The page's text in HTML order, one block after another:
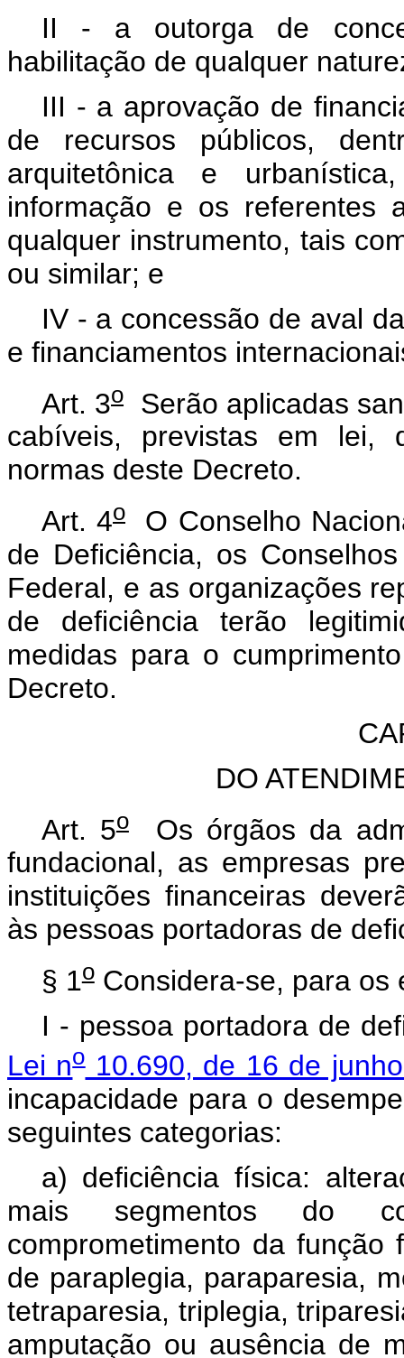
II - a outorga de
habilitação de qualquer
III - a aprovação de
de recursos públicos,
arquitetônica e
informação e os referentes
qualquer instrumento, tais
ou similar; e
IV - a concessão de aval
e financiamentos
Art. 3o
Serão aplicadas
cabíveis, previstas em lei,
normas deste Decreto.
Art. 4o
O Conselho
de Deficiência, os
Federal, e as organizações
de deficiência terão
medidas para o
Decreto.
DO
Art. 5oOs órgãos da
fundacional, as empresas
instituições financeiras
às pessoas portadoras de
§ 1oConsidera-se, para os
I - pessoa portadora de
Lei no10.690, de 16 de
incapacidade para o
seguintes categorias:
a) deficiência física:
mais segmentos do
comprometimento da
de paraplegia, paraparesia,
tetraparesia, triplegia,
amputação ou ausência de